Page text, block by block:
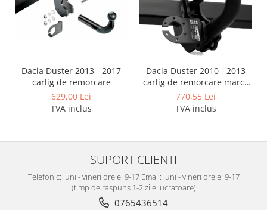
Dacia Duster 2013 - 2017
carlig de remorcare
629,00 Lei
TVA inclus
Dacia Duster 2010 - 2013
carlig de remorcare marca
Autohak
770,55 Lei
TVA inclus
SUPORT CLIENTI
Telefonic: luni - vineri orele: 9-17 Email: luni - vineri orele: 9-17
(timp de raspuns 1-2 zile lucratoare)
0765436514